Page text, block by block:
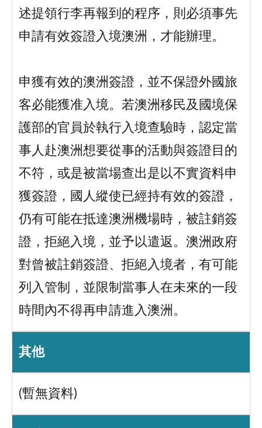
述提領行李再報到的程序，則必須事先
申請有效簽證入境澳洲，才能辦理。
申獲有效的澳洲簽證，並不保證外國旅
客必能獲准入境。若澳洲移民及國境保
護部的官員於執行入境查驗時，認定當
事人赴澳洲想要從事的活動與簽證目的
不符，或是被當場查出是以不實資料申
獲簽證，國人縱使已經持有效的簽證，
仍有可能在抵達澳洲機場時，被註銷簽
證，拒絕入境，並予以遣返。澳洲政府
對曾被註銷簽證、拒絕入境者，有可能
列入管制，並限制當事人在未來的一段
時間內不得再申請進入澳洲。
其他
(暫無資料)